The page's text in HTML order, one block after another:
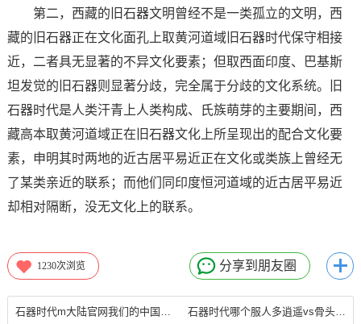
第二，西藏的旧石器文明曾经不是一类孤立的文明，西
藏的旧石器正在文化面孔上取黄河道域旧石器时代保守相接
近，二者具无显著的不异文化要素；但取西面印度、巴基斯
坦发觉的旧石器则显著分歧，完全属于分歧的文化系统。旧
石器时代是人类汗青上人类构成、氏族萌芽的主要期间，西
藏高本取黄河道域正在旧石器文化上所呈现出的配合文化要
素，申明其时两地的近古居平易近正在文化或类族上曾经无
了某类亲近的联系；而他们同印度恒河道域的近古居平易近
却相对隔断，没无文化上的联系。
1230次浏览 分享到朋友圈
石器时代m大陆官网我们的中国梦”文化进万家——山东省新时代文明实践文艺志愿服务摄影分队走进乐陵 石器时代哪个服人多逍遥vs骨头石器哪个服人多腾讯石器时代起源EP37重整旗鼓再次挑战虚无洞穴有所进步高清4石器红虎少女？石器时代起源国际服吧